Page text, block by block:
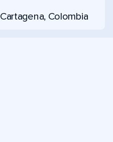
Cartagena, Colombia